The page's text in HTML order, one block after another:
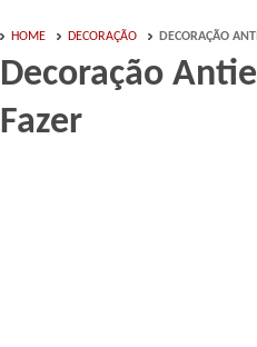
HOME DECORAÇÃO DECORAÇÃO
Decoração
Fazer